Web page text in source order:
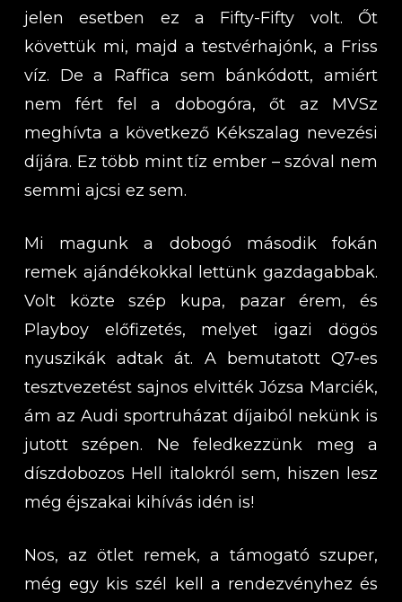
jelen esetben ez a Fifty-Fifty volt. Őt
követtük mi, majd a testvérhajónk, a Friss
víz. De a Raffica sem bánkódott, amiért
nem fért fel a dobogóra, őt az MVSz
meghívta a következő Kékszalag nevezési
díjára. Ez több mint tíz ember – szóval nem
semmi ajcsi ez sem.
Mi magunk a dobogó második fokán
remek ajándékokkal lettünk gazdagabbak.
Volt közte szép kupa, pazar érem, és
Playboy előfizetés, melyet igazi dögös
nyuszikák adtak át. A bemutatott Q7-es
tesztvezetést sajnos elvitték Józsa Marciék,
ám az Audi sportruházat díjaiból nekünk is
jutott szépen. Ne feledkezzünk meg a
díszdobozos Hell italokról sem, hiszen lesz
még éjszakai kihívás idén is!
Nos, az ötlet remek, a támogató szuper,
még egy kis szél kell a rendezvényhez és